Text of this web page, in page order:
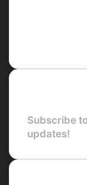
Subscribe
updates!